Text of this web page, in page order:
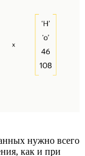
нужно всего
как и при